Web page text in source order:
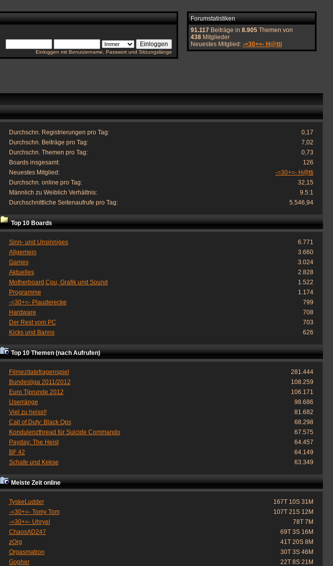
Einloggen mit Benutzername, Passwort und Sitzungslänge
Forumstatistiken
91.117 Beiträge in 8.905 Themen von
438 Mitglieder
Neuestes Mitglied: -=30+=- H@tti
Durchschn. Registrierungen pro Tag:
0,17
Durchschn. Beiträge pro Tag:
7,02
Durchschn. Themen pro Tag:
0,73
Boards insgesamt:
126
Neuestes Mitglied:
-=30+=- H@tti
Durchschn. online pro Tag:
32,15
Männlich zu Weiblich Verhältnis:
9.5:1
Durchschnittliche Seitenaufrufe pro Tag:
5.546,94
Top 10 Boards
Sinn- und Unsinniges
6.771
Allgemein
3.660
Games
3.024
Aktuelles
2.828
Motherboard,Cpu, Grafik und Sound
1.522
Programme
1.174
-=30+=- Plauderecke
799
Hardware
708
Der Rest vom PC
703
Kicks und Banns
626
Top 10 Themen (nach Aufrufen)
Filmezitatefragenspiel
281.444
Bundesliga 2011/2012
108.259
Euro Tiprunde 2012
106.171
Userränge
98.686
Viel zu heiss!!
81.682
Call of Duty: Black Ops
68.298
Kondulenzthread für Suicide Commando
67.575
Payday: The Heist
64.457
BF 42
64.149
Schafe und Kekse
63.349
Meiste Zeit online
TyskeLudder
167T 10S 31M
-=30+=- Tomy Tom
107T 21S 12M
-=30+=- Uhryel
78T 7M
ChaosAD247
69T 3S 16M
zOrg
41T 20S 8M
Orgasmatron
30T 3S 46M
Gopher
22T 8S 21M